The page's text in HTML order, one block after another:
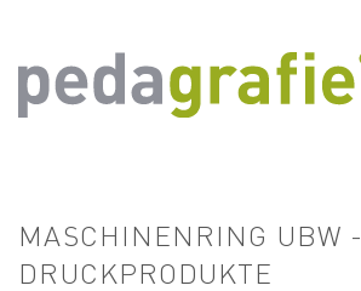
MASCHINENRING UBW -
DRUCKPRODUKTE